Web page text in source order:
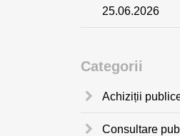
25.06.2026
Categorii
Achiziții
Consultare